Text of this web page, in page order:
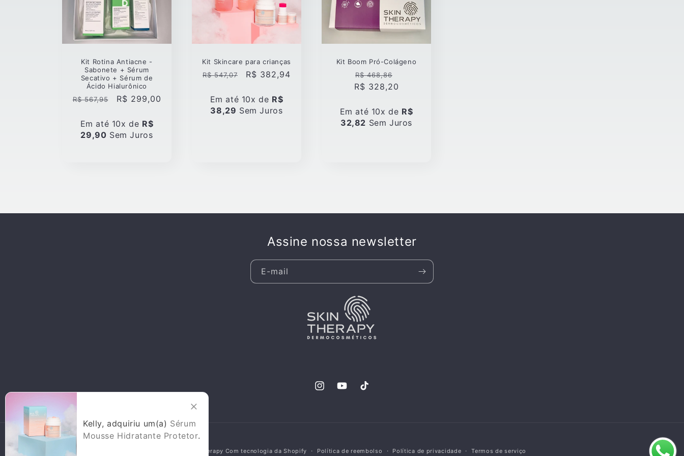
o
Kit Rotina Antiacne -
Sabonete + Sérum
Secativo + Sérum de
Ácido Hialurônico
Preço
R$ 567,95
Preço
R$ 299,00
Em até 10x de R$
29,90 Sem Juros
Kit Skincare para crianças
Preço
R$ 547,07
Preço
R$ 382,94
Em até 10x de R$
38,29 Sem Juros
Kit Boom Pró-Colágeno
Preço
normal
R$ 468,86
promocional
R$ 328,20
Em até 10x de R$
32,82 Sem Juros
Assine nossa newsletter
E-mail
InstagramYouTubeTikTok
Skin Therapy Com tecnologia da Shopify Política de reembolso Política de privacidade Termos de serviço
Kelly, adquiriu um(a) Sérum
Mousse Hidratante Protetor.